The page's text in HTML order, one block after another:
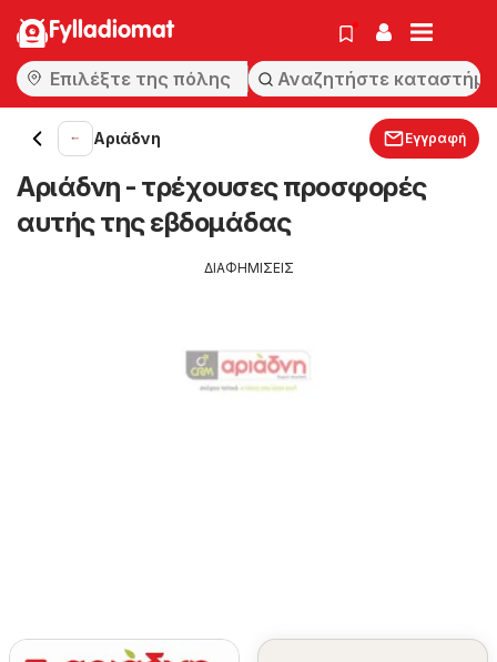
Fylladiomat
Αριάδνη Εγγραφή
Αριάδνη - τρέχουσες προσφορές
αυτής της εβδομάδας
ΔΙΑΦΗΜΙΣΕΙΣ